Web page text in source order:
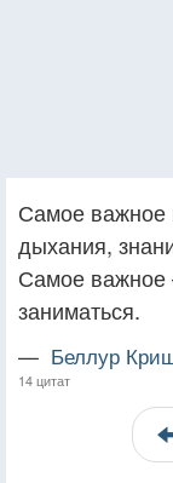
Самое важное
дыхания,
Самое важное
заниматься.
— Беллур
14 цитат